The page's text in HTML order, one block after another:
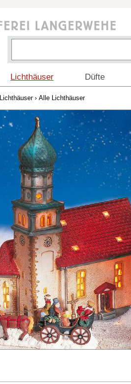
Lichthäuser Düfte
Lichthäuser› Alle Lichthäuser